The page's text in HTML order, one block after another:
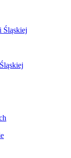
Śląskiej